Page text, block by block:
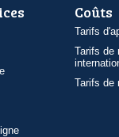
Coûts
Tarifs
Tarifs de
Tarifs de